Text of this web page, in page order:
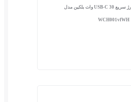
شارژر دیواری شارژ سریع USB-C 30 وات بلکین مدل
WCH001vfWH